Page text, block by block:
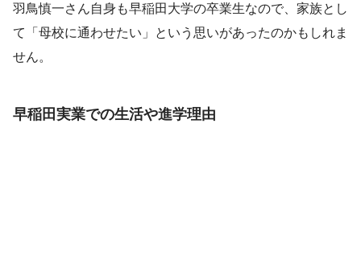
羽鳥慎一さん自身も早稲田大学の卒業生なので、家族とし
て「母校に通わせたい」という思いがあったのかもしれま
せん。
早稲田実業での生活や進学理由